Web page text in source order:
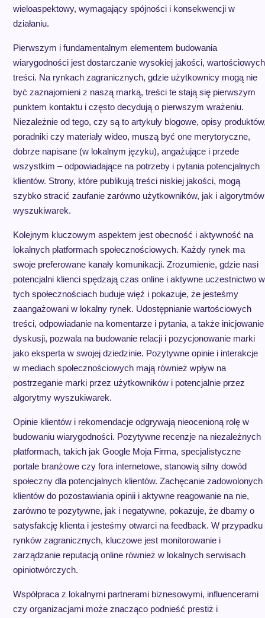
wieloaspektowy, wymagający spójności i konsekwencji w
działaniu.
Pierwszym i fundamentalnym elementem budowania
wiarygodności jest dostarczanie wysokiej jakości, wartościowych
treści. Na rynkach zagranicznych, gdzie użytkownicy mogą nie
być zaznajomieni z naszą marką, treści te stają się pierwszym
punktem kontaktu i często decydują o pierwszym wrażeniu.
Niezależnie od tego, czy są to artykuły blogowe, opisy
poradniki czy materiały wideo, muszą być one merytoryczne,
dobrze napisane (w lokalnym języku), angażujące i przede
wszystkim – odpowiadające na potrzeby i pytania potencjalnych
klientów. Strony, które publikują treści niskiej jakości, mogą
szybko stracić zaufanie zarówno użytkowników, jak i algorytmów
wyszukiwarek.
Kolejnym kluczowym aspektem jest obecność i aktywność na
lokalnych platformach społecznościowych. Każdy rynek ma
swoje preferowane kanały komunikacji. Zrozumienie, gdzie nasi
potencjalni klienci spędzają czas online i aktywne uczestnictwo w
tych społecznościach buduje więź i pokazuje, że jesteśmy
zaangażowani w lokalny rynek. Udostępnianie wartościowych
treści, odpowiadanie na komentarze i pytania, a także inicjowanie
dyskusji, pozwala na budowanie relacji i pozycjonowanie marki
jako eksperta w swojej dziedzinie. Pozytywne opinie i interakcje
w mediach społecznościowych mają również wpływ na
postrzeganie marki przez użytkowników i potencjalnie przez
algorytmy wyszukiwarek.
Opinie klientów i rekomendacje odgrywają nieocenioną rolę w
budowaniu wiarygodności. Pozytywne recenzje na niezależnych
platformach, takich jak Google Moja Firma, specjalistyczne
portale branżowe czy fora internetowe, stanowią silny dowód
społeczny dla potencjalnych klientów. Zachęcanie zadowolonych
klientów do pozostawiania opinii i aktywne reagowanie na nie,
zarówno te pozytywne, jak i negatywne, pokazuje, że dbamy o
satysfakcję klienta i jesteśmy otwarci na feedback. W przypadku
rynków zagranicznych, kluczowe jest monitorowanie i
zarządzanie reputacją online również w lokalnych serwisach
opiniotwórczych.
Współpraca z lokalnymi partnerami biznesowymi, influencerami
czy organizacjami może znacząco podnieść prestiż i